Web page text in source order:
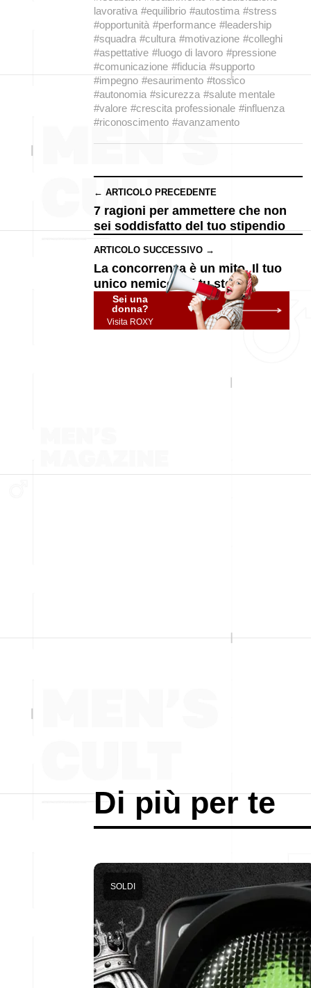
lavorativa #equilibrio #autostima #stress
#opportunità #performance #leadership
#squadra #cultura #motivazione #colleghi
#aspettative #luogo di lavoro #pressione
#comunicazione #fiducia #supporto
#impegno #esaurimento #tossico
#autonomia #sicurezza #salute mentale
#valore #crescita professionale #influenza
#riconoscimento #avanzamento
← ARTICOLO PRECEDENTE
7 ragioni per ammettere che non
sei soddisfatto del tuo stipendio
ARTICOLO SUCCESSIVO →
La concorrenza è un mito. Il tuo
unico nemico sei tu stesso
Sei una
donna?
Visita ROXY
Di più per te
SOLDI